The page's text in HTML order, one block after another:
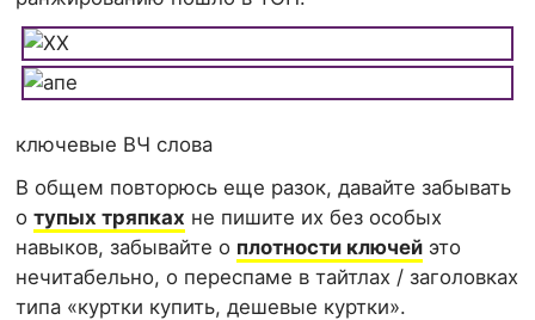
ключевые ВЧ слова
В общем повторюсь еще разок, давайте забывать
отупых тряпках не пишите их без особых
навыков, забывайте о плотности ключей это
нечитабельно, о переспаме в тайтлах / заголовках
типа «куртки купить, дешевые куртки».